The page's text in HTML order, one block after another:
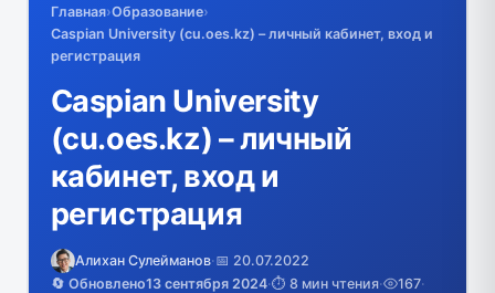
Главная›Образование›
Caspian University (cu.oes.kz) – личный кабинет, вход и
регистрация
Caspian University
(cu.oes.kz) – личный
кабинет, вход и
регистрация
Алихан Сулейманов·📅 20.07.2022
🔄 Обновлено13 сентября 2024·⏱️ 8 мин чтения· 167·